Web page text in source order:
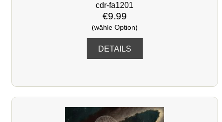
cdr-fa1201
€9.99
(wähle Option)
DETAILS